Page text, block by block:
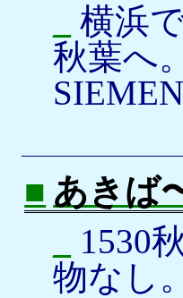
横浜
秋葉へ
■ あきば
1530
物なし。